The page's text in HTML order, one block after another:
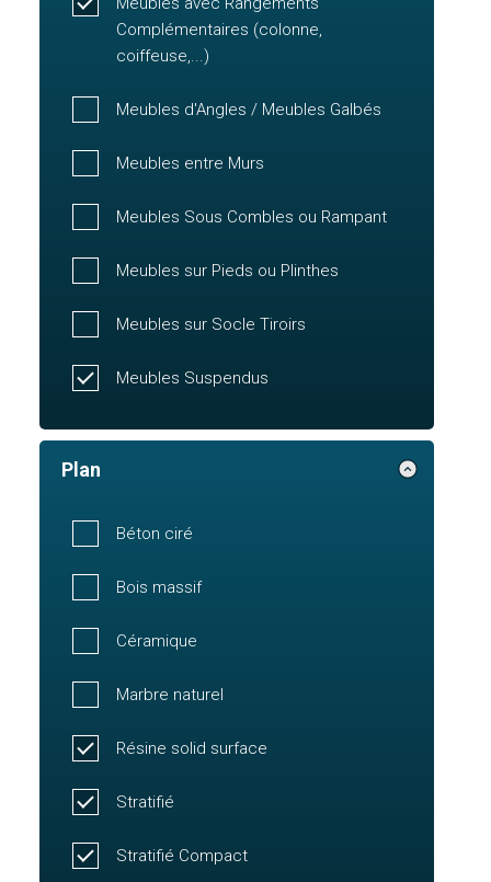
Complémentaires (colonne,
coiffeuse,...)
Meubles d'Angles / Meubles Galbés
Meubles entre Murs
Meubles Sous Combles ou Rampant
Meubles sur Pieds ou Plinthes
Meubles sur Socle Tiroirs
Meubles Suspendus
Plan
Béton ciré
Bois massif
Céramique
Marbre naturel
Résine solid surface
Stratifié
Stratifié Compact